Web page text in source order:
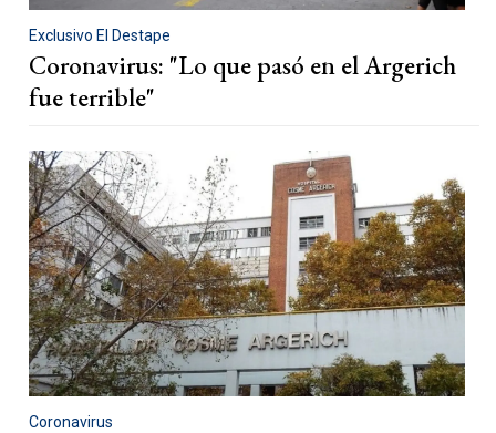
Exclusivo El Destape
Coronavirus: "Lo que pasó en el Argerich
fue terrible"
Coronavirus